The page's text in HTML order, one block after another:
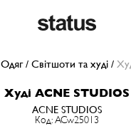
Одяг/ Світшоти та худі /
Худі ACNE STUDIOS
ACNE STUDIOS
Код: ACw25013